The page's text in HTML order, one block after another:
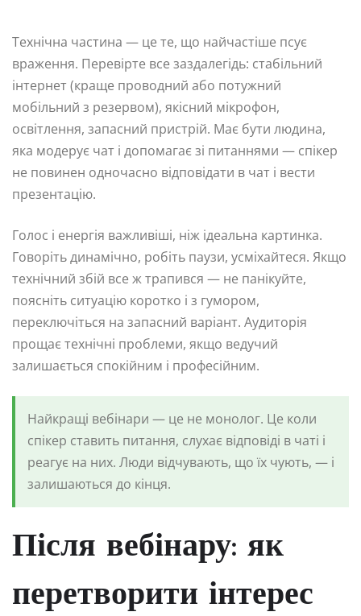
Технічна частина — це те, що найчастіше псує
враження. Перевірте все заздалегідь: стабільний
інтернет (краще проводний або потужний
мобільний з резервом), якісний мікрофон,
освітлення, запасний пристрій. Має бути людина,
яка модерує чат і допомагає зі питаннями — спікер
не повинен одночасно відповідати в чат і вести
презентацію.
Голос і енергія важливіші, ніж ідеальна картинка.
Говоріть динамічно, робіть паузи, усміхайтеся. Якщо
технічний збій все ж трапився — не панікуйте,
поясніть ситуацію коротко і з гумором,
переключіться на запасний варіант. Аудиторія
прощає технічні проблеми, якщо ведучий
залишається спокійним і професійним.
Найкращі вебінари — це не монолог. Це коли
спікер ставить питання, слухає відповіді в чаті і
реагує на них. Люди відчувають, що їх чують, — і
залишаються до кінця.
Після вебінару: як
перетворити інтерес